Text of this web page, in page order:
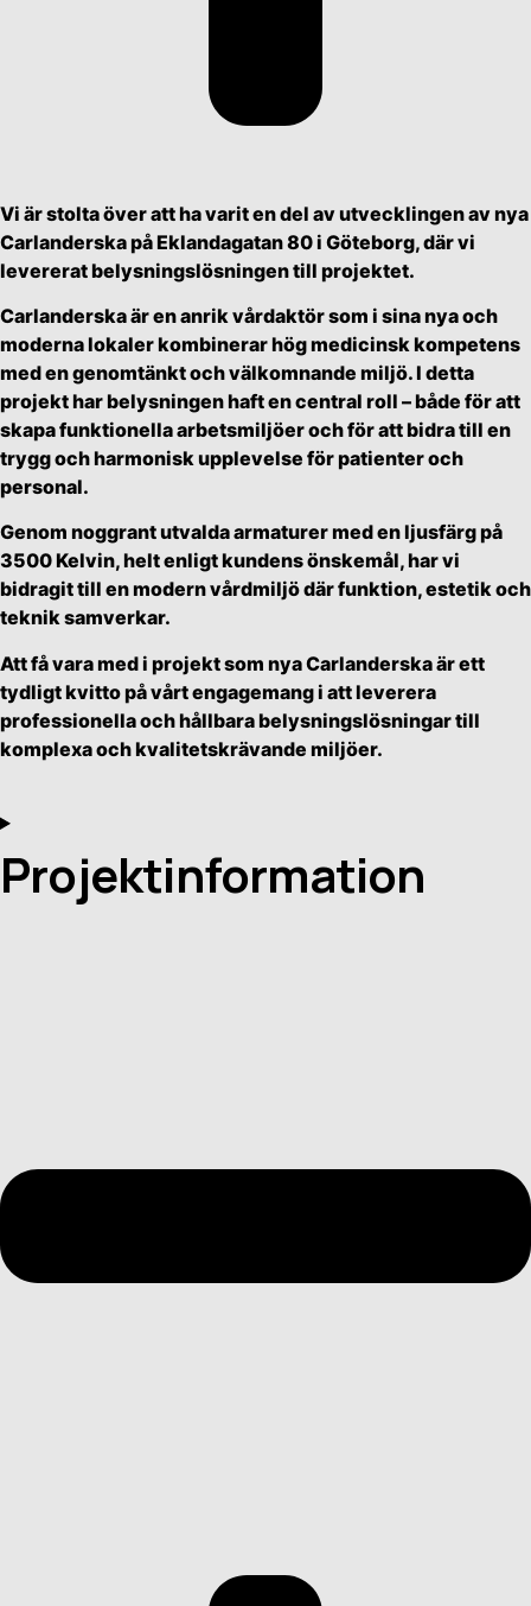
Vi är stolta över att ha varit en del av utvecklingen av nya
Carlanderska på Eklandagatan 80 i Göteborg, där vi
levererat belysningslösningen till projektet.
Carlanderska är en anrik vårdaktör som i sina nya och
moderna lokaler kombinerar hög medicinsk kompetens
med en genomtänkt och välkomnande miljö. I detta
projekt har belysningen haft en central roll – både för att
skapa funktionella arbetsmiljöer och för att bidra till en
trygg och harmonisk upplevelse för patienter och
personal.
Genom noggrant utvalda armaturer med en ljusfärg på
3500 Kelvin, helt enligt kundens önskemål, har vi
bidragit till en modern vårdmiljö där funktion, estetik och
teknik samverkar.
Att få vara med i projekt som nya Carlanderska är ett
tydligt kvitto på vårt engagemang i att leverera
professionella och hållbara belysningslösningar till
komplexa och kvalitetskrävande miljöer.
Projektinformation